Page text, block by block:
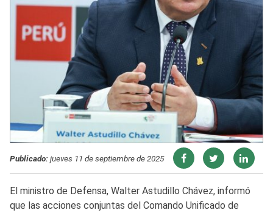
Publicado:jueves 11 de septiembre de 2025
El ministro de Defensa, Walter Astudillo Chávez, informó
que las acciones conjuntas del Comando Unificado de